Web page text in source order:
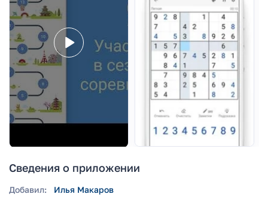
Сведения о приложении
Добавил:
Илья Макаров